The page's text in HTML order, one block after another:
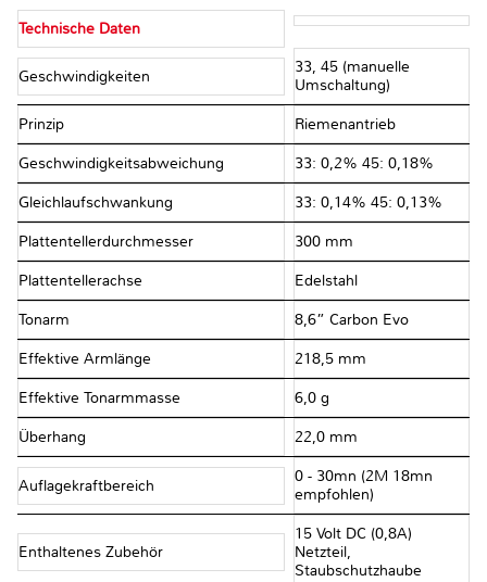
Technische Daten
Geschwindigkeiten
33, 45 (manuelle
Umschaltung)
Prinzip Riemenantrieb
Geschwindigkeitsabweichung 33: 0,2% 45: 0,18%
Gleichlaufschwankung 33: 0,14% 45: 0,13%
Plattentellerdurchmesser 300 mm
Plattentellerachse Edelstahl
Tonarm 8,6” Carbon Evo
Effektive Armlänge 218,5 mm
Effektive Tonarmmasse 6,0 g
Überhang 22,0 mm
Auflagekraftbereich
0 - 30mn (2M 18mn
empfohlen)
Enthaltenes Zubehör
15 Volt DC (0,8A)
Netzteil,
Staubschutzhaube